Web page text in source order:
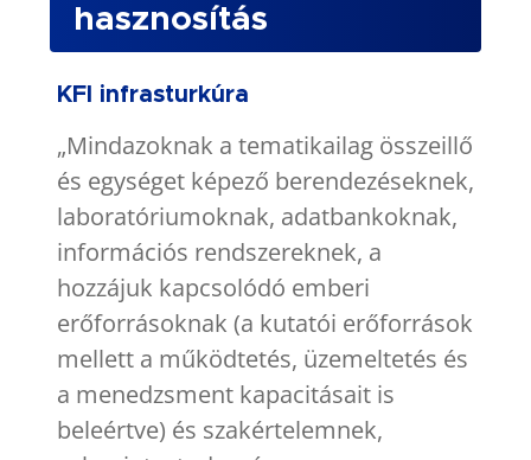
hasznosítás
KFI infrasturkúra
„Mindazoknak a tematikailag összeillő
és egységet képező berendezéseknek,
laboratóriumoknak, adatbankoknak,
információs rendszereknek, a
hozzájuk kapcsolódó emberi
erőforrásoknak (a kutatói erőforrások
mellett a működtetés, üzemeltetés és
a menedzsment kapacitásait is
beleértve) és szakértelemnek,